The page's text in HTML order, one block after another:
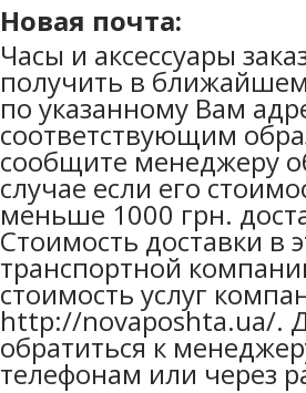
Новая почта:
Часы и аксессуары
получить в
по указанному Вам
соответствующим
сообщите менеджеру
случае если его
меньше 1000 грн.
Стоимость доставки в
транспортной
стоимость услуг
http://novaposhta.ua/.
обратиться к
телефонам или через